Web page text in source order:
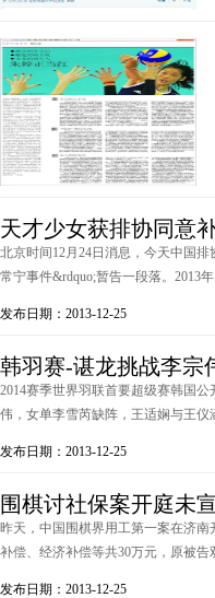
天才少女获排协同意
北京时间12月24日消息，今天中国
常宁事件&rdquo;暂告一段落。2013
发布日期：2013-12-25
韩羽赛-谌龙挑战李宗
2014赛季世界羽联首要超级赛韩国
伟，女单李雪芮缺阵，王适娴与王
发布日期：2013-12-25
围棋讨社保案开庭未
昨天，中国围棋界用工第一案在济
补偿、经济补偿等共30万元，原被
发布日期：2013-12-25